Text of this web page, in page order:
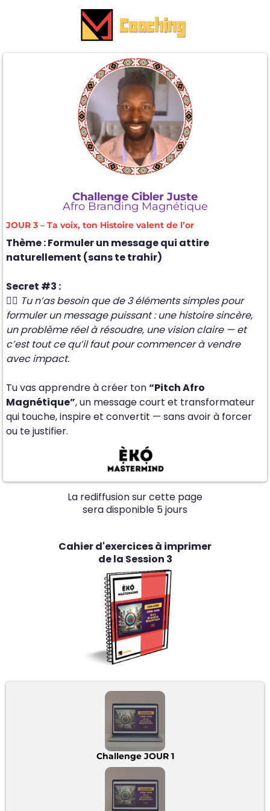
Challenge Cibler Juste
Afro Branding Magnétique
JOUR 3 – Ta voix, ton Histoire valent de l’or
Thème : Formuler un message qui attire
naturellement (sans te trahir)
Secret #3 :
👉🏾 Tu n’as besoin que de 3 éléments simples pour
formuler un message puissant : une histoire sincère,
un problème réel à résoudre, une vision claire — et
c’est tout ce qu’il faut pour commencer à vendre
avec impact.
Tu vas apprendre à créer ton“Pitch Afro
Magnétique”, un message court et transformateur
qui touche, inspire et convertit — sans avoir à forcer
ou te justifier.
La rediffusion sur cette page
sera disponible 5 jours
Cahier d'exercices à imprimer
de la Session 3
Challenge JOUR 1